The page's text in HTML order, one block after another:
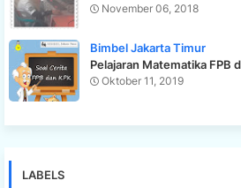
November 06, 2018
Bimbel Jakarta Timur
Pelajaran Matematika FPB
Oktober 11, 2019
LABELS